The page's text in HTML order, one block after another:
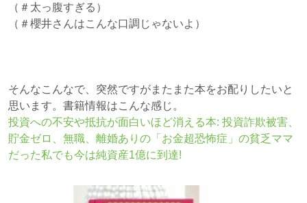
（＃太っ腹すぎる）
（＃櫻井さんはこんな口調じゃないよ）
そんなこんなで、突然ですがまたまた本をお配りしたいと
思います。書籍情報はこんな感じ。
投資への不安や抵抗が面白いほど消える本: 投資詐欺被害、
貯金ゼロ、無職、離婚ありの「お金超恐怖症」の貧乏ママ
だった私でも今は純資産1億に到達!